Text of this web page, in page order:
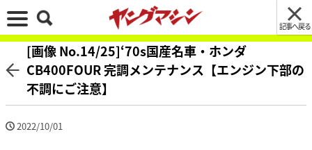
記事へ戻る
[画像 No.14/25]‘70s国産名車・ホンダ
CB400FOUR 完調メンテナンス【エンジン下部の
不調にご注意】
2022/10/01